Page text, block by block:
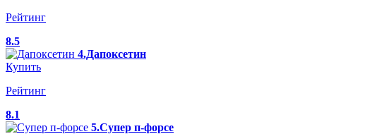
Рейтинг
8.5
4.Дапоксетин
Купить
Рейтинг
8.1
5.Супер п-форсе